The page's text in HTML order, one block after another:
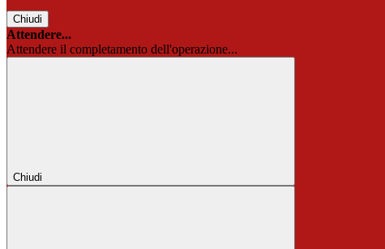
Chiudi
Attendere...
Attendere il completamento dell'operazione...
Chiudi